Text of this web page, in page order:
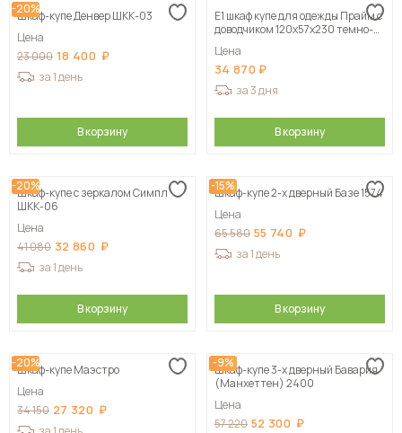
-20%
Шкаф-купе Денвер ШКК-03
Цена
23 000 18 400
за 1 день
В корзину
Е1 шкаф купе для одежды Прайм с
доводчиком 120x57x230 темно-
Цена
34 870
за 3 дня
В корзину
-20%
Шкаф-купе с зеркалом Симпл
ШКК-06
Цена
41 080 32 860
за 1 день
В корзину
-15%
Шкаф-купе 2-х дверный Базе 1574
Цена
65 580 55 740
за 1 день
В корзину
-20%
Шкаф-купе Маэстро
Цена
34 150 27 320
-9%
Шкаф-купе 3-х дверный Бавария
(Манхеттен) 2400
Цена
57 220 52 300